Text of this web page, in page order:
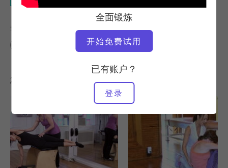
全面锻炼
开始免费试用
已有账户？
登录
查找类似课程
您可能喜欢的其他锻炼